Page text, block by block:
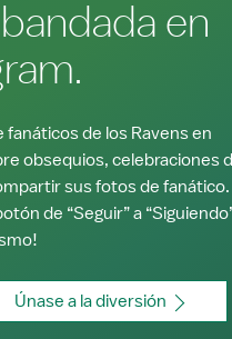
en
de los Ravens en
obsequios, celebraciones
sus fotos de fanático.
de “Seguir” a
Únase a la diversión